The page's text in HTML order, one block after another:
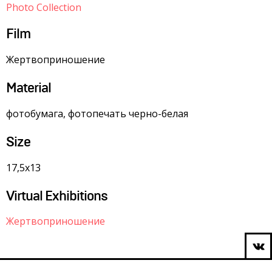
Photo Collection
Film
Жертвоприношение
Material
фотобумага, фотопечать черно-белая
Size
17,5х13
Virtual Exhibitions
Жертвоприношение